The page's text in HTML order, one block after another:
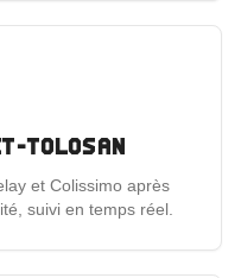
Tolosan
et Colissimo après
suivi en temps réel.